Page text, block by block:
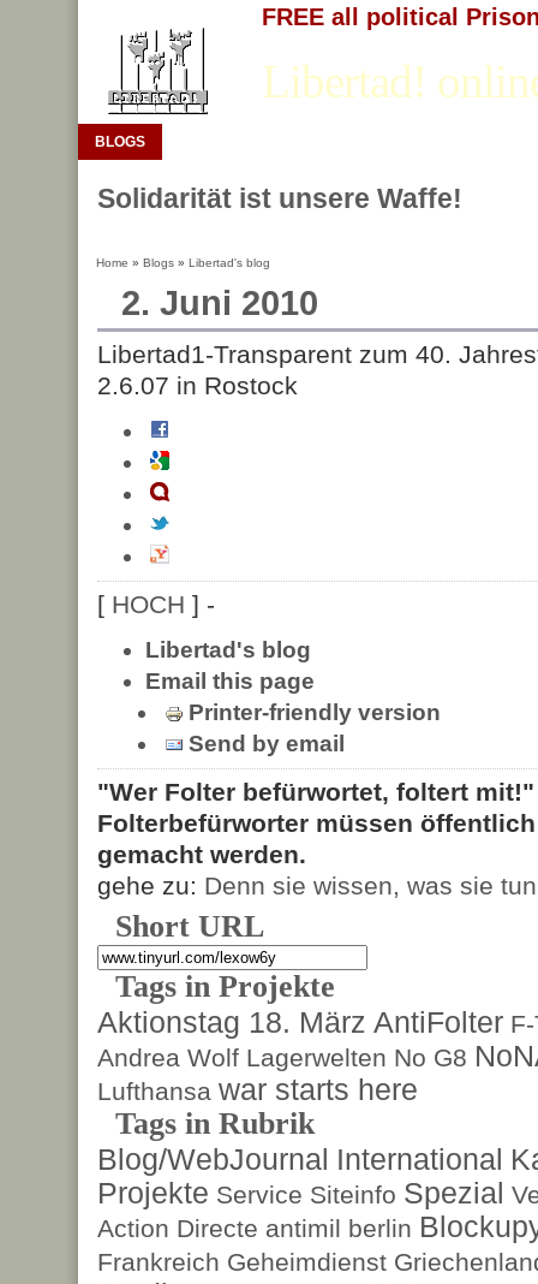
FREE all political
Libertad!
BLOGS
Solidarität ist unsere Waffe!
Home » Blogs » Libertad's blog
2. Juni 2010
Libertad1-Transparent zum 40.
2.6.07 in Rostock
[ HOCH ] -
Libertad's blog
Email this page
Printer-friendly version
Send by email
"Wer Folter befürwortet, foltert
Folterbefürworter müssen
gemacht werden.
gehe zu: Denn sie wissen, was sie tun
Short URL
Tags in Projekte
Aktionstag 18. März AntiFolter
Andrea Wolf Lagerwelten No G8
Lufthansa war starts here
Tags in Rubrik
Blog/WebJournal International
Projekte Service Siteinfo Spezial
Action Directe antimil berlin
Frankreich Geheimdienst